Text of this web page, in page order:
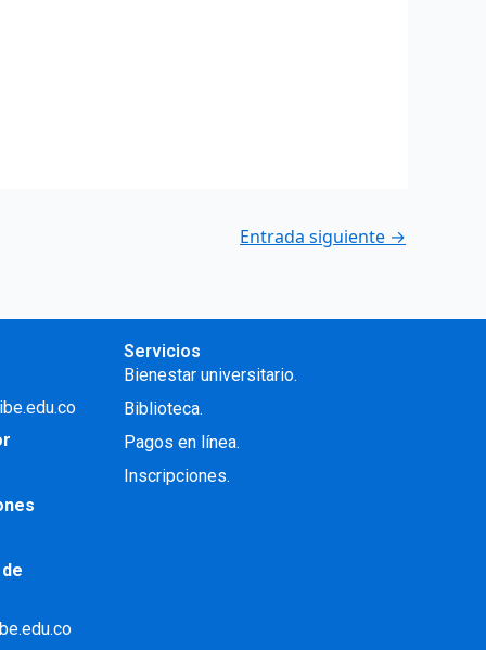
Entrada siguiente →
Servicios
Bienestar universitario.
Biblioteca.
Pagos en línea.
Inscripciones.